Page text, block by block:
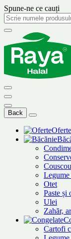
Spune-ne ce cauți
Back
Oferte
Legume
Otet
Paste și
Ulei
Zahăr,
Cartofi